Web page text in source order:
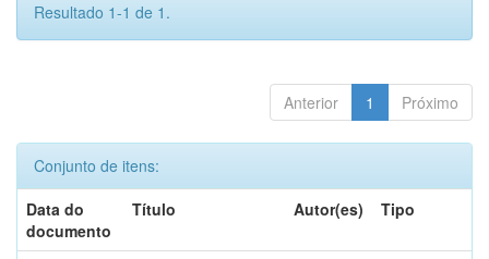
Resultado 1-1 de 1.
Anterior 1 Próximo
Conjunto de itens:
Data do
documento
Título Autor(es) Tipo